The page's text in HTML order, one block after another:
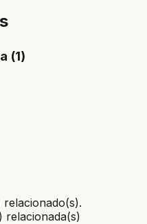
(1)
relacionada(s)